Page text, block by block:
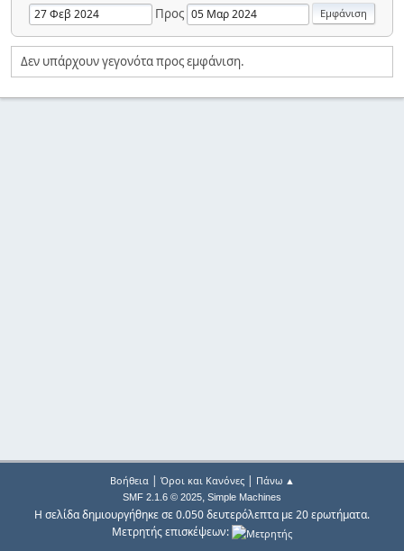
Προς
Δεν υπάρχουν γεγονότα προς εμφάνιση.
Βοήθεια| Όροι και Κανόνες| Πάνω ▲
SMF 2.1.6 © 2025, Simple Machines
Η σελίδα δημιουργήθηκε σε 0.050 δευτερόλεπτα με 20 ερωτήματα.
Μετρητής επισκέψεων: